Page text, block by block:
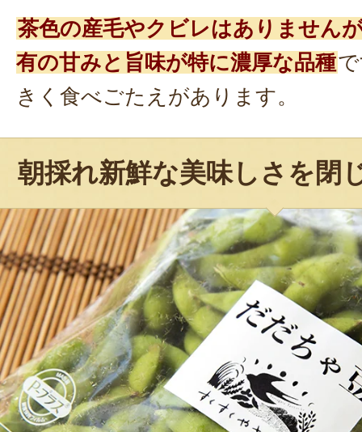
茶色の産毛やクビレはありません
有の甘みと旨味が特に濃厚な品種
きく食べごたえがあります。
朝採れ新鮮な美味しさを閉